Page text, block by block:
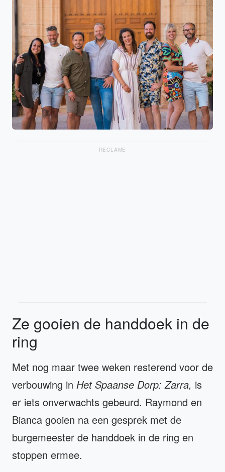
RECLAME
Ze gooien de handdoek in de
ring
Met nog maar twee weken resterend voor de
verbouwing in Het Spaanse Dorp: Zarra, is
er iets onverwachts gebeurd. Raymond en
Bianca gooien na een gesprek met de
burgemeester de handdoek in de ring en
stoppen ermee.